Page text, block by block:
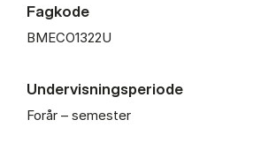
Fagkode
BMECO1322U
Undervisningsperiode
Forår – semester